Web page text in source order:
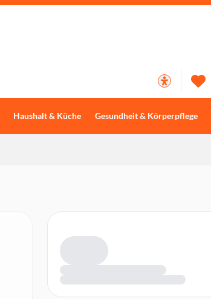
Haushalt & Küche Gesundheit & Körperpflege